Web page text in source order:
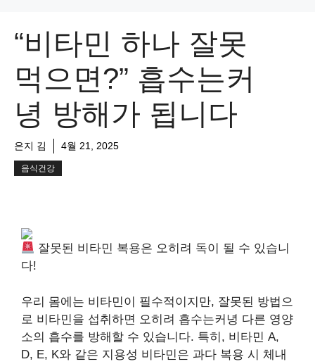
“비타민 하나 잘못
먹으면?” 흡수는커
녕 방해가 됩니다
은지 김 4월 21, 2025
음식건강
잘못된 비타민 복용은 오히려 독이 될 수 있습니
다!
우리 몸에는 비타민이 필수적이지만, 잘못된 방법으
로 비타민을 섭취하면 오히려 흡수는커녕 다른 영양
소의 흡수를 방해할 수 있습니다. 특히, 비타민 A,
D, E, K와 같은 지용성 비타민은 과다 복용 시 체내